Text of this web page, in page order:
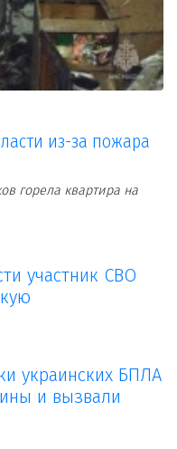
из-за пожара
горела квартира на
участник СВО
украинских БПЛА
и вызвали